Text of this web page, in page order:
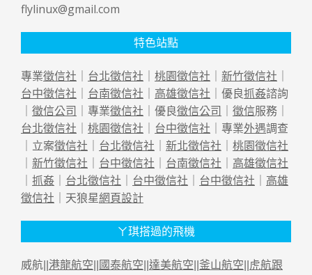
flylinux@gmail.com
特色站點
專業徵信社 ｜ 台北徵信社 ｜ 桃園徵信社 ｜ 新竹徵信社 ｜
台中徵信社 ｜ 台南徵信社 ｜ 高雄徵信社 ｜優良抓姦諮詢
｜ 徵信公司 ｜專業徵信社 ｜優良徵信公司 ｜ 徵信服務｜
台北徵信社 ｜ 桃園徵信社 ｜ 台中徵信社 ｜專業外遇調查
｜立案徵信社 ｜ 台北徵信社 ｜ 新北徵信社 ｜ 桃園徵信社
｜ 新竹徵信社 ｜ 台中徵信社 ｜ 台南徵信社 ｜ 高雄徵信社
｜ 抓姦 ｜ 台北徵信社 ｜ 台中徵信社 ｜ 台中徵信社 ｜ 高雄
徵信社 ｜天狼星網頁設計
ㄚ琪搭過的飛機
威航|| 港龍航空 國泰航空 達美航空 釜山航空 虎航跟